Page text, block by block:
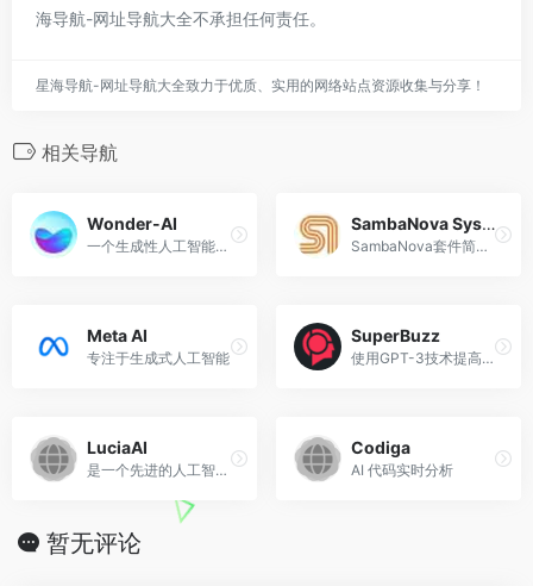
海导航-网址导航大全不承担任何责任。
星海导航-网址导航大全致力于优质、实用的网络站点资源收集与分享！
相关导航
Wonder-AI
一个生成性人工智能系统，专门生成奇幻生物和环境的图像
SambaNova Systems
SambaNova套件简化了类似于人类的语言
Meta AI
专注于生成式人工智能
SuperBuzz
使用GPT-3技术提高保留流量和...
LuciaAI
是一个先进的人工智能写作助手
Codiga
AI 代码实时分析
暂无评论